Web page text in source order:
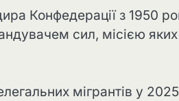
Конфедерації з 1950
сил, місією
мігрантів у